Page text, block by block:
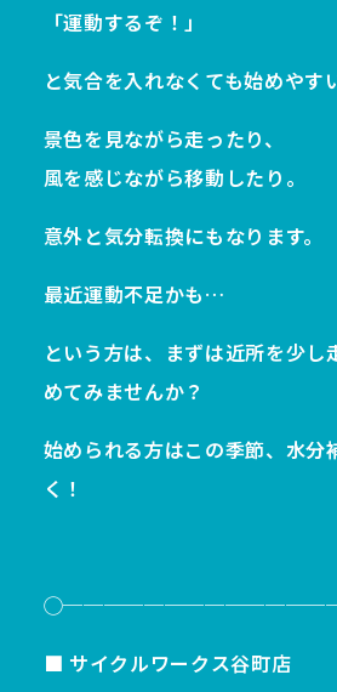
「運動するぞ！」
と気合を入れなくても始めやす
景色を見ながら走ったり、
風を感じながら移動したり。
意外と気分転換にもなります。
最近運動不足かも…
という方は、まずは近所を少し
めてみませんか？
始められる方はこの季節、水分
く！
■ サイクルワークス谷町店